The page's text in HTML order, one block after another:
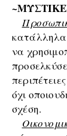
κατάλληλα
να
όχι
σχέση.